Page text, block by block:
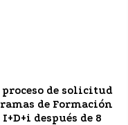
proceso de solicitud
de Formación
después de 8